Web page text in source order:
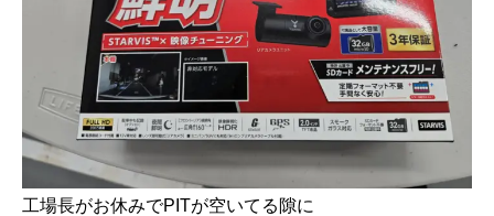
工場長がお休みでPITが空いてる隙に